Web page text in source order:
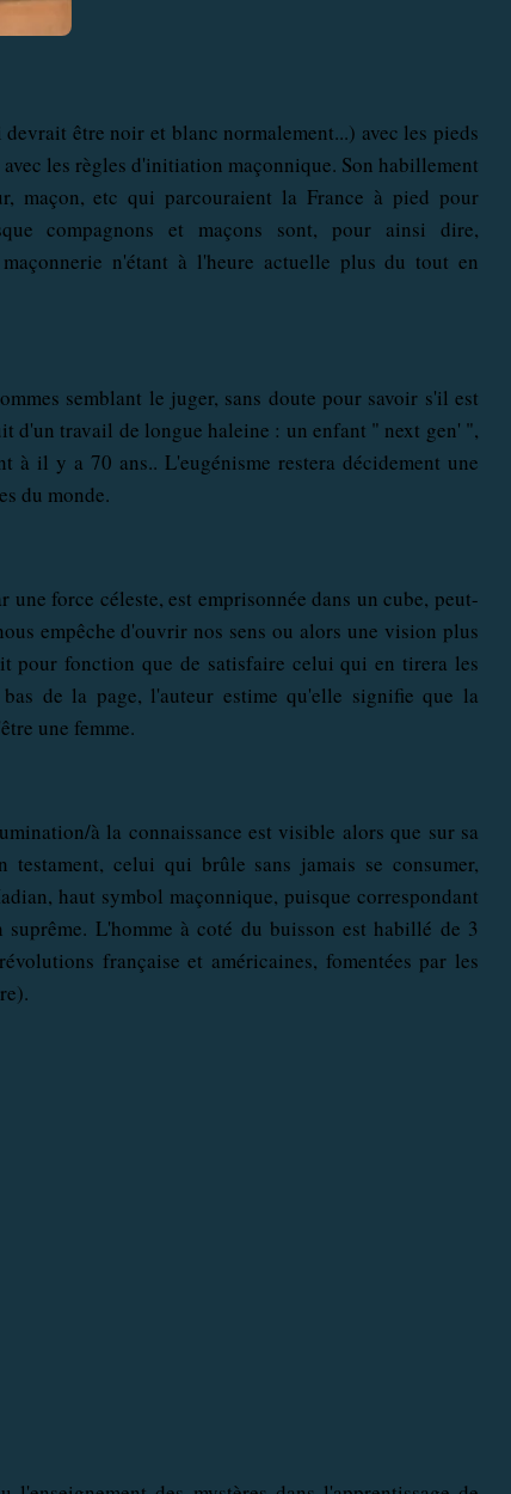
être noir et blanc normalement...) avec les pieds
les règles d'initiation maçonnique. Son habillement
maçon, etc qui parcouraient la France à pied pour
compagnons et maçons sont, pour ainsi dire,
n'étant à l'heure actuelle plus du tout en
semblant le juger, sans doute pour savoir s'il est
d'un travail de longue haleine : un enfant " next gen' ",
à il y a 70 ans.. L'eugénisme restera décidement une
du monde.
force céleste, est emprisonnée dans un cube, peut-
empêche d'ouvrir nos sens ou alors une vision plus
pour fonction que de satisfaire celui qui en tirera les
de la page, l'auteur estime qu'elle signifie que la
une femme.
à la connaissance est visible alors que sur sa
celui qui brûle sans jamais se consumer,
haut symbol maçonnique, puisque correspondant
L'homme à coté du buisson est habillé de 3
française et américaines, fomentées par les